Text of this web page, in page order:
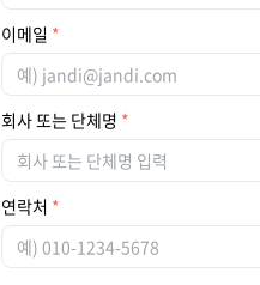
이메일
회사 또는 단체명
연락처